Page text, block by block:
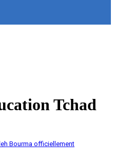
Tchad
Bourma officiellement